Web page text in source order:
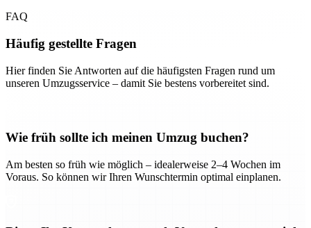
FAQ
Häufig gestellte Fragen
Hier finden Sie Antworten auf die häufigsten Fragen rund um
unseren Umzugsservice – damit Sie bestens vorbereitet sind.
Wie früh sollte ich meinen Umzug buchen?
Am besten so früh wie möglich – idealerweise 2–4 Wochen im
Voraus. So können wir Ihren Wunschtermin optimal einplanen.